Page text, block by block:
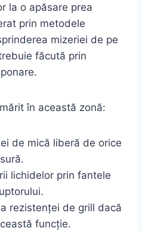
la o apăsare prea
prin metodele
mizeriei de pe
făcută prin
în această zonă:
de mică liberă de orice
lichidelor prin fantele
rezistenței de grill dacă
funcție.